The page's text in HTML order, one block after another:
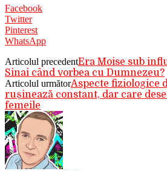
Facebook
Twitter
Pinterest
WhatsApp
Articolul precedentEra Moise sub
Sinai când vorbea cu Dumnezeu?
Articolul următorAspecte fiziologice
rușinează constant, dar care
femeile